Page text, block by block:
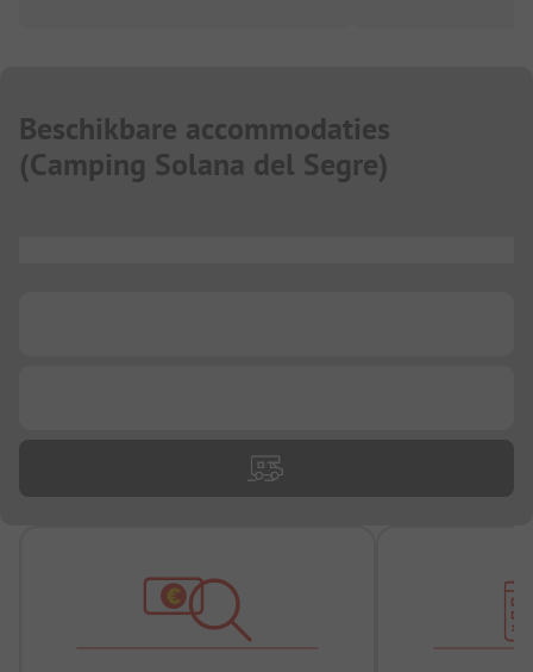
Beschikbare accommodaties
(Camping Solana del Segre)